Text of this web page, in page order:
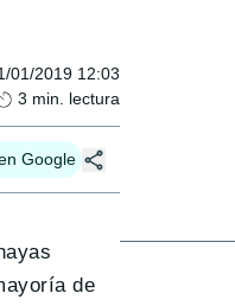
01/2019 12:03
3 min. lectura
Google
de